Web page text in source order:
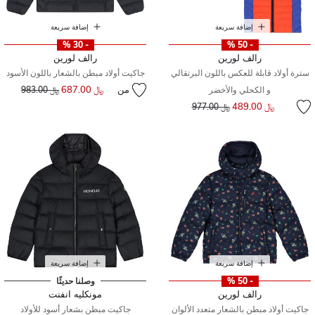
إضافة سريعة
- 50 %
رالف لورين
سترة أولاد قابلة للعكس باللون البرتقالي
و الكحلي والأخضر
﷼ 489.00 سعر مخفض من﷼ 977.00
إضافة سريعة
- 30 %
رالف لورين
جاكيت أولاد مبطن بالشعار باللون الأسود
من ﷼ 687.00 سعر مخفض من
﷼ 983.00 إلى
إضافة سريعة
- 50 %
رالف لورين
جاكيت أولاد مبطن بالشعار متعدد الألوان
إضافة سريعة
وصلنا حديثًا
مونكليه انفنت
جاكيت مبطن بشعار أسود للأولاد